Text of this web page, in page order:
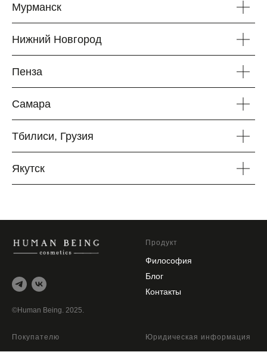
Мурманск
Нижний Новгород
Пенза
Самара
Тбилиси, Грузия
Якутск
©Human Being. 2025.
Продукт
Философия
Блог
Контакты
Покупателю Юридическая информация